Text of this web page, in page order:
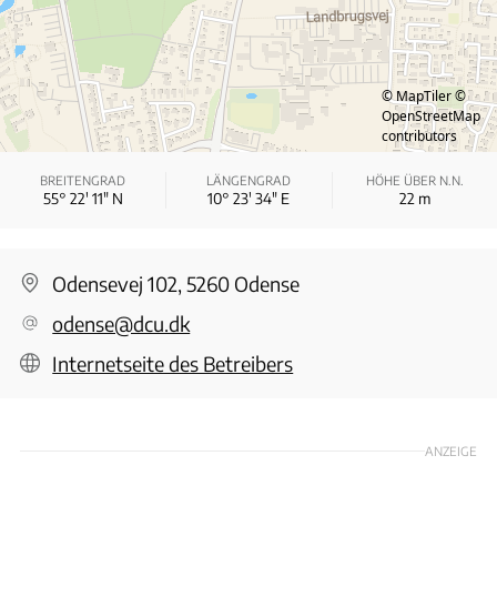
© MapTiler ©
OpenStreetMap
contributors
BREITENGRAD
55° 22′ 11″ N
LÄNGENGRAD
10° 23′ 34″ E
HÖHE ÜBER N.N.
22 m
Odensevej 102, 5260 Odense
odense@dcu.dk
Internetseite des Betreibers
ANZEIGE